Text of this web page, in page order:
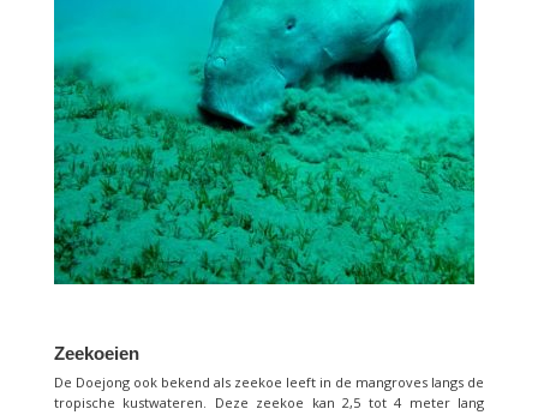
Zeekoeien
De Doejong ook bekend als zeekoe leeft in de mangroves langs de
tropische kustwateren. Deze zeekoe kan 2,5 tot 4 meter lang